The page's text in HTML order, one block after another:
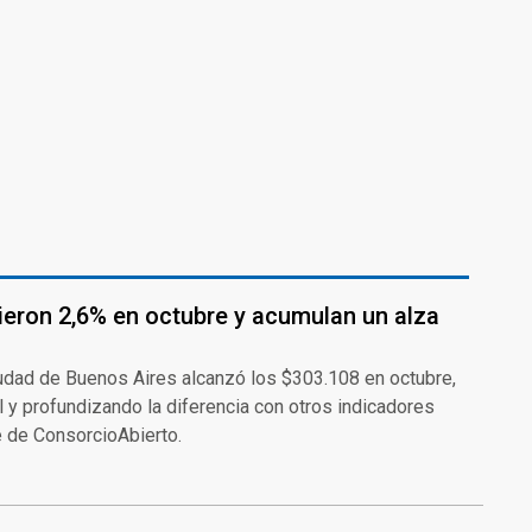
2,6% en octubre y acumulan un alza
de Buenos Aires alcanzó los $303.108 en octubre,
y profundizando la diferencia con otros indicadores
ConsorcioAbierto.